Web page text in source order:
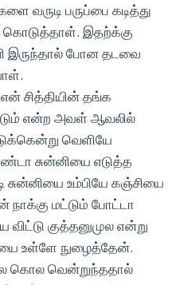
வருடி பருப்பை கடித்து
கொடுத்தாள். இதற்க்கு
இருந்தால் போன தடவை
சித்தியின் தங்க
என்ற அவள் ஆவலில்
வெளியே
சுன்னியை எடுத்த
சுன்னியை உம்பியே கஞ்சியை
நாக்கு மட்டும் போட்டா
குத்தனுமுல என்று
உள்ளே நுழைத்தேன்.
கொல வென்றுந்ததால்